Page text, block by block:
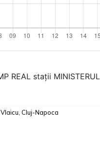
REAL stații